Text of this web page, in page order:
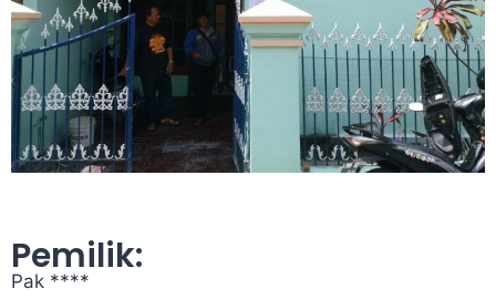
Pemilik:
Pak ****